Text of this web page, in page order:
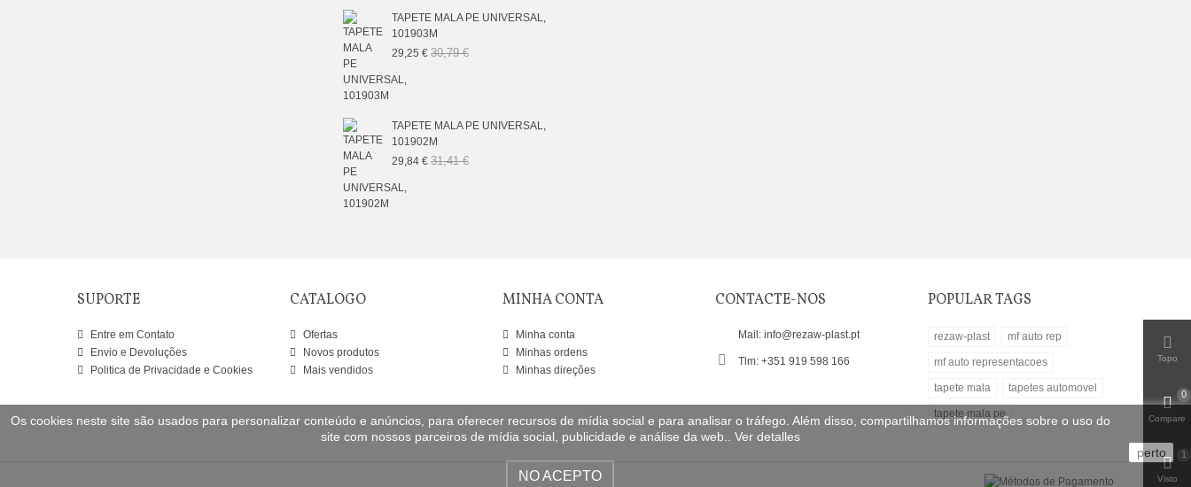
Os cookies neste site são usados para personalizar conteúdo e anúncios, para oferecer recursos de mídia social e para analisar o tráfego. Além disso, compartilhamos informações sobre o uso do
site com nossos parceiros de mídia social, publicidade e análise da web.. Ver detalles
NO ACEPTO
perto
TAPETE MALA PE UNIVERSAL,
101903M
29,25 € 30,79 €
TAPETE MALA PE UNIVERSAL,
101902M
29,84 € 31,41 €
SUPORTE
Entre em Contato
Envio e Devoluções
Politica de Privacidade e Cookies
CATALOGO
Ofertas
Novos produtos
Mais vendidos
MINHA CONTA
Minha conta
Minhas ordens
Minhas direções
CONTACTE-NOS
Mail: info@rezaw-plast.pt
Tlm: +351 919 598 166
POPULAR TAGS
rezaw-plast mf auto rep
mf auto representacoes
tapete mala tapetes automovel
tapete mala pe
Topo
Compare
0
Visto
1